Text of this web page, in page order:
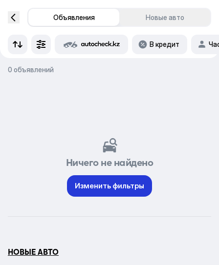
Объявления Новые авто
В кредит
0 объявлений
Ничего не найдено
Изменить фильтры
НОВЫЕ АВТО